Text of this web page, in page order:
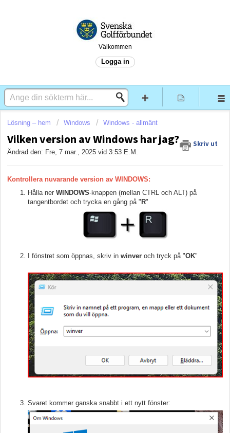
Välkommen
Logga in
Lösning – hem Windows Windows - allmänt
Vilken version av Windows har jag? Skriv ut
Ändrad den: Fre, 7 mar., 2025 vid 3:53 E.M.
Kontrollera nuvarande version av WINDOWS:
Hålla ner WINDOWS-knappen (mellan CTRL och ALT) på
tangentbordet och trycka en gång på "R"
I fönstret som öppnas, skriv in winver och tryck på "OK"
Svaret kommer ganska snabbt i ett nytt fönster: